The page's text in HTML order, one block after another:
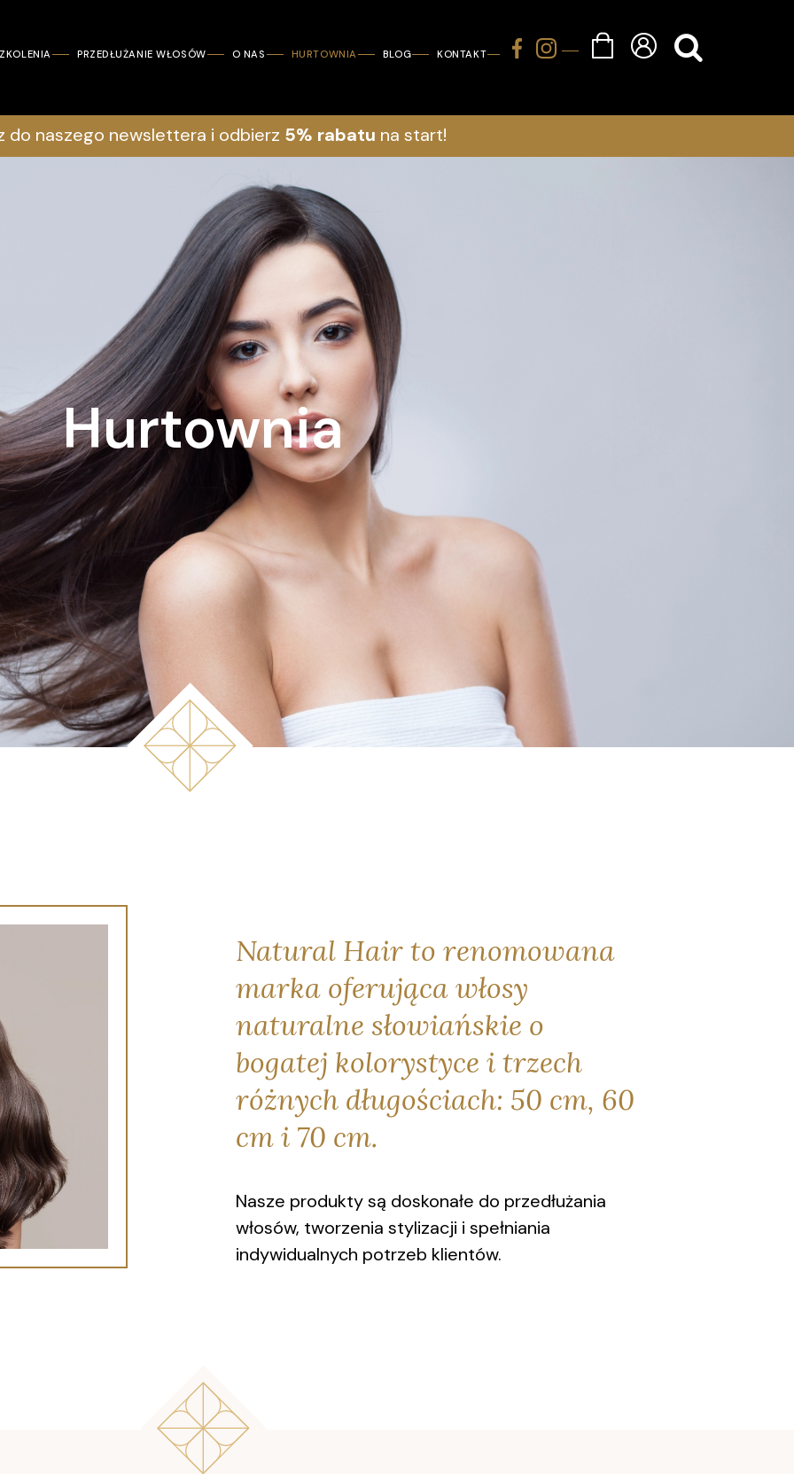
PRZEDŁUŻANIE WŁOSÓW O NAS HURTOWNIA BLOG KONTAKT
do naszego newslettera i odbierz 5% rabatu na start!
Hurtownia
Natural Hair to renomowana
marka oferująca włosy
naturalne słowiańskie o
bogatej kolorystyce i trzech
różnych długościach: 50 cm, 60
cm i 70 cm.
Nasze produkty są doskonałe do przedłużania
włosów, tworzenia stylizacji i spełniania
indywidualnych potrzeb klientów.